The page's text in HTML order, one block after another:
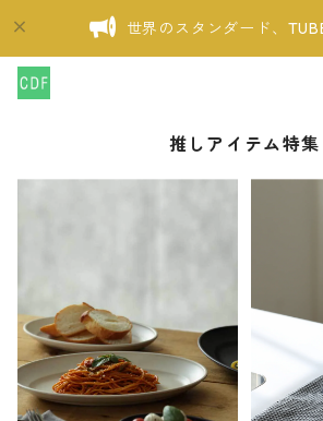
世界のスタンダード、
推しアイテム特集